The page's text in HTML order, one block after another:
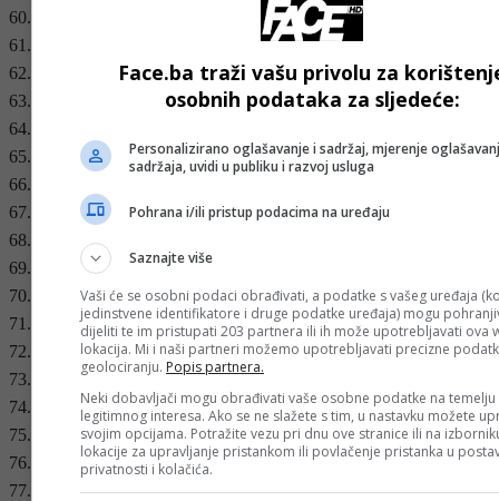
60. Kadić Elvis(15)
61. Kadirić Admir(17)
62. Kadirić Fahrudin(16)
63. Kadirić Nedžad(16)
64. Kadirić Sanel(14)
65. Kadirić Suad(17)
66. Kaltak Almir(16)
67. Karagić Amir(15)
68. Karagić Jasmin(15)
69. Karagić Samir(17)
70. Karagić Elvir(16)
71. Kenjar Muhamed(10)
72. Mahmuljin Faruk(17)
73. Mahmuljin Midhat(16)
74. Marošlić Almir(15)
75. Matanović Ervin(16)
76. Matanović Goran(14)
77. Matanović Zoran(17)
Face.ba traži vašu privolu za
osobnih podataka za sljedeće:
Personalizirano oglašavanje i sadržaj, mjerenje
sadržaja, uvidi u publiku i razvoj usluga
Pohrana i/ili pristup podacima na uređaju
Saznajte više
Vaši će se osobni podaci obrađivati, a podatke s vašeg uređaja
jedinstvene identifikatore i druge podatke uređaja) mogu
dijeliti te im pristupati 203 partnera ili ih može upotrebljavati ova
lokacija. Mi i naši partneri možemo upotrebljavati precizne
geolociranju. Popis partnera.
Neki dobavljači mogu obrađivati vaše osobne podatke na temelju
legitimnog interesa. Ako se ne slažete s tim, u nastavku možete
svojim opcijama. Potražite vezu pri dnu ove stranice ili na
lokacije za upravljanje pristankom ili povlačenje pristanka u
privatnosti i kolačića.